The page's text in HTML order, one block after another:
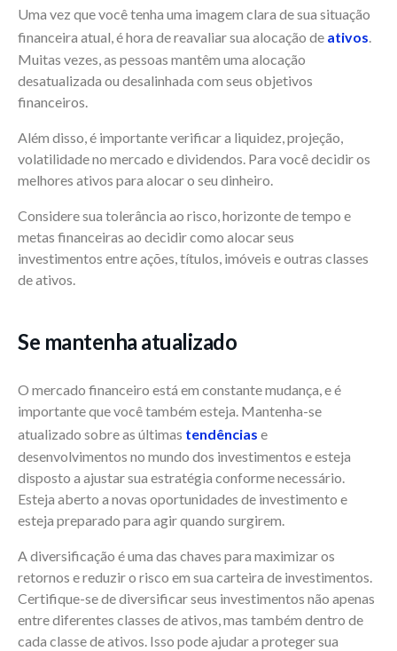
Uma vez que você tenha uma imagem clara de sua situação
financeira atual, é hora de reavaliar sua alocação de ativos.
Muitas vezes, as pessoas mantêm uma alocação
desatualizada ou desalinhada com seus objetivos
financeiros.
Além disso, é importante verificar a liquidez, projeção,
volatilidade no mercado e dividendos. Para você decidir os
melhores ativos para alocar o seu dinheiro.
Considere sua tolerância ao risco, horizonte de tempo e
metas financeiras ao decidir como alocar seus
investimentos entre ações, títulos, imóveis e outras classes
de ativos.
Se mantenha atualizado
O mercado financeiro está em constante mudança, e é
importante que você também esteja. Mantenha-se
atualizado sobre as últimas tendências e
desenvolvimentos no mundo dos investimentos e esteja
disposto a ajustar sua estratégia conforme necessário.
Esteja aberto a novas oportunidades de investimento e
esteja preparado para agir quando surgirem.
A diversificação é uma das chaves para maximizar os
retornos e reduzir o risco em sua carteira de investimentos.
Certifique-se de diversificar seus investimentos não apenas
entre diferentes classes de ativos, mas também dentro de
cada classe de ativos. Isso pode ajudar a proteger sua